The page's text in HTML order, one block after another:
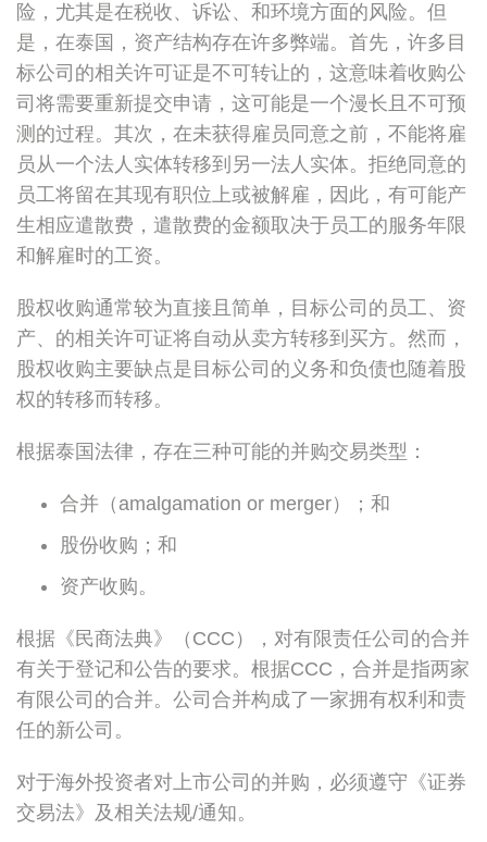
险，尤其是在税收、诉讼、和环境方面的风险。但
是，在泰国，资产结构存在许多弊端。首先，许多目
标公司的相关许可证是不可转让的，这意味着收购公
司将需要重新提交申请，这可能是一个漫长且不可预
测的过程。其次，在未获得雇员同意之前，不能将雇
员从一个法人实体转移到另一法人实体。拒绝同意的
员工将留在其现有职位上或被解雇，因此，有可能产
生相应遣散费，遣散费的金额取决于员工的服务年限
和解雇时的工资。
股权收购通常较为直接且简单，目标公司的员工、资
产、的相关许可证将自动从卖方转移到买方。然而，
股权收购主要缺点是目标公司的义务和负债也随着股
权的转移而转移。
根据泰国法律，存在三种可能的并购交易类型：
合并（amalgamation or merger）；和
股份收购；和
资产收购。
根据《民商法典》（CCC），对有限责任公司的合并
有关于登记和公告的要求。根据CCC，合并是指两家
有限公司的合并。公司合并构成了一家拥有权利和责
任的新公司。
对于海外投资者对上市公司的并购，必须遵守《证券
交易法》及相关法规/通知。